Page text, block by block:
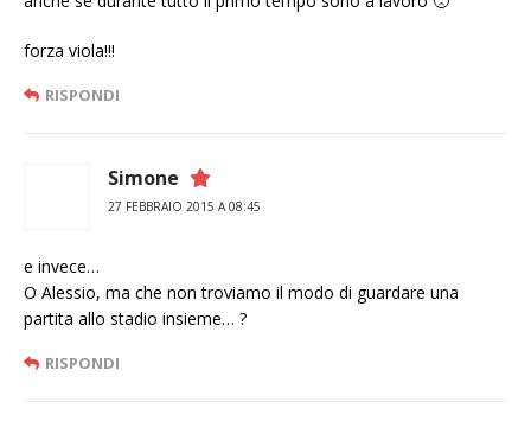
forza viola!!!
RISPONDI
Simone
27 FEBBRAIO 2015 A 08:45
e invece…
O Alessio, ma che non troviamo il modo di guardare una
partita allo stadio insieme… ?
RISPONDI